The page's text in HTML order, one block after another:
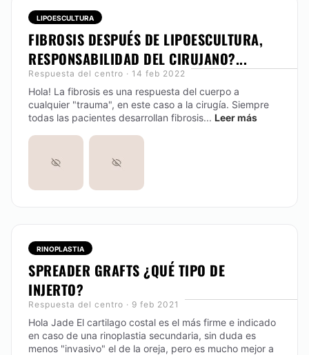
LIPOESCULTURA
FIBROSIS DESPUÉS DE LIPOESCULTURA,
RESPONSABILIDAD DEL CIRUJANO?...
Respuesta del centro · 14 feb 2022
Hola! La fibrosis es una respuesta del cuerpo a
cualquier "trauma", en este caso a la cirugía. Siempre
todas las pacientes desarrollan fibrosis... Leer más
RINOPLASTIA
SPREADER GRAFTS ¿QUÉ TIPO DE
INJERTO?
Respuesta del centro · 9 feb 2021
Hola Jade El cartilago costal es el más firme e indicado
en caso de una rinoplastia secundaria, sin duda es
menos "invasivo" el de la oreja, pero es mucho mejor a